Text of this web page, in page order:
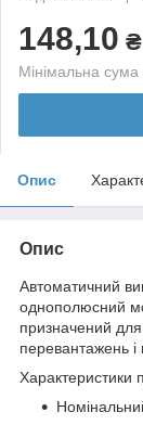
148,10 ₴
Мінімальна
Опис
Опис
Автоматичний
однополюсний
призначений для
перевантажень і
Характеристики